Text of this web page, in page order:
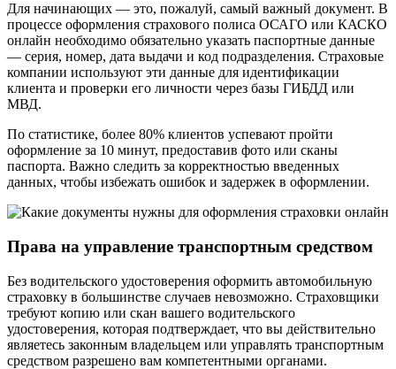
Для начинающих — это, пожалуй, самый важный документ. В
процессе оформления страхового полиса ОСАГО или КАСКО
онлайн необходимо обязательно указать паспортные данные
— серия, номер, дата выдачи и код подразделения. Страховые
компании используют эти данные для идентификации
клиента и проверки его личности через базы ГИБДД или
МВД.
По статистике, более 80% клиентов успевают пройти
оформление за 10 минут, предоставив фото или сканы
паспорта. Важно следить за корректностью введенных
данных, чтобы избежать ошибок и задержек в оформлении.
Права на управление транспортным средством
Без водительского удостоверения оформить автомобильную
страховку в большинстве случаев невозможно. Страховщики
требуют копию или скан вашего водительского
удостоверения, которая подтверждает, что вы действительно
являетесь законным владельцем или управлять транспортным
средством разрешено вам компетентными органами.